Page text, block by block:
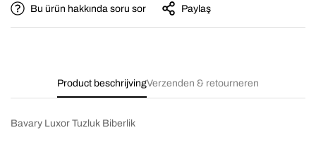
Bu ürün hakkında soru sor Paylaş
Product beschrijvingVerzenden & retourneren
Bavary Luxor Tuzluk Biberlik